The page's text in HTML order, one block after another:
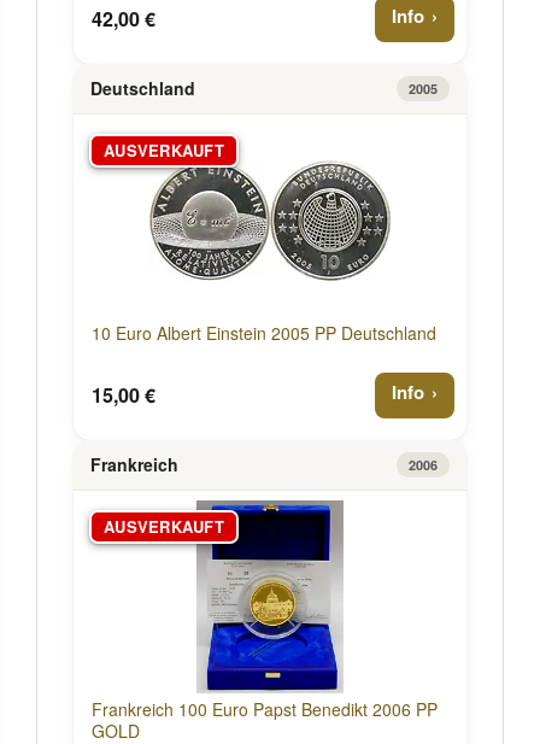
42,00 € Info
Deutschland 2005
AUSVERKAUFT
10 Euro Albert Einstein 2005 PP Deutschland
15,00 € Info
Frankreich 2006
AUSVERKAUFT
Frankreich 100 Euro Papst Benedikt 2006 PP
GOLD